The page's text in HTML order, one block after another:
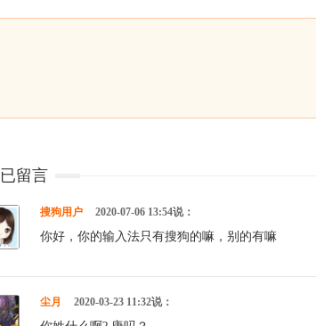
已留言
搜狗用户 2020-07-06 13:54说：
你好，你的输入法只有搜狗的嘛，别的有嘛
尘月 2020-03-23 11:32说：